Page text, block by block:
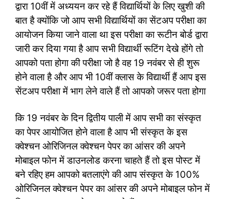
द्वारा 10वीं में अध्ययन कर रहे हैं विद्यार्थियों के लिए खुशी की
बात है क्योंकि जो आप सभी विद्यार्थियों का सेंटअप परीक्षा का
आयोजन किया जाने वाला था इस परीक्षा का रूटीन बोर्ड द्वारा
जारी कर दिया गया है आप सभी विद्यार्थी रूटिंग देखे होंगे तो
आपको पता होगा की परीक्षा जो है वह 19 नवंबर से ही शुरू
होने वाला है और आप भी 10वीं क्लास के विद्यार्थी हैं आप इस
सेंटअप परीक्षा में भाग लेने वाले हैं तो आपको जरूर पता होगा
कि 19 नवंबर के दिन द्वितीय पाली में आप सभी का संस्कृत
का पेपर आयोजित होने वाला है आप भी संस्कृत के इस
क्वेश्चन ओरिजिनल क्वेश्चन पेपर का आंसर की अपने
मोबाइल फोन में डाउनलोड करना चाहते हैं तो इस पोस्ट में
बने रहिए हम आपको बतलाएंगे की आप संस्कृत के 100%
ओरिजिनल क्वेश्चन पेपर का आंसर की अपने मोबाइल फोन में